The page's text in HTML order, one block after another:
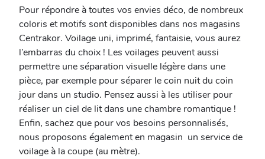
Pour répondre à toutes vos envies déco, de nombreux
coloris et motifs sont disponibles dans nos magasins
Centrakor. Voilage uni, imprimé, fantaisie, vous aurez
l’embarras du choix ! Les voilages peuvent aussi
permettre une séparation visuelle légère dans une
pièce, par exemple pour séparer le coin nuit du coin
jour dans un studio. Pensez aussi à les utiliser pour
réaliser un ciel de lit dans une chambre romantique !
Enfin, sachez que pour vos besoins personnalisés,
nous proposons également en magasin un service de
voilage à la coupe (au mètre).